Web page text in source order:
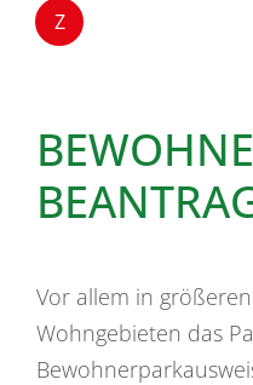
Z
Vor allem in
Wohngebieten das